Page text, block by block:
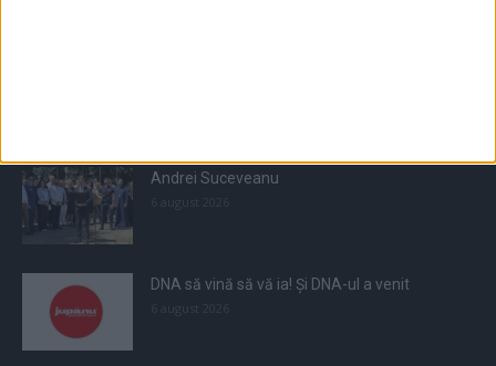
Andrei Suceveanu
DNA să vină să vă ia! Și DNA-ul a venit